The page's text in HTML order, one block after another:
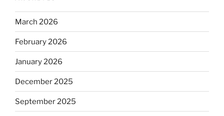
March 2026
February 2026
January 2026
December 2025
September 2025